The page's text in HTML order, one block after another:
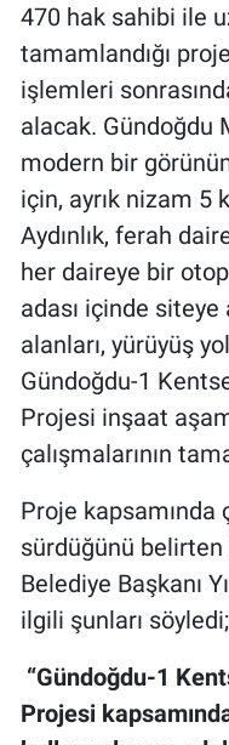
470 hak sahibi ile
tamamlandığı
işlemleri
alacak. Gündoğdu
modern bir
için, ayrık nizam 5
Aydınlık, ferah
her daireye bir
adası içinde
alanları, yürüyüş
Gündoğdu-1
Projesi inşaat
çalışmalarının
Proje kapsamında
sürdüğünü
Belediye Başkanı
ilgili şunları söyledi;
“Gündoğdu-1
Projesi